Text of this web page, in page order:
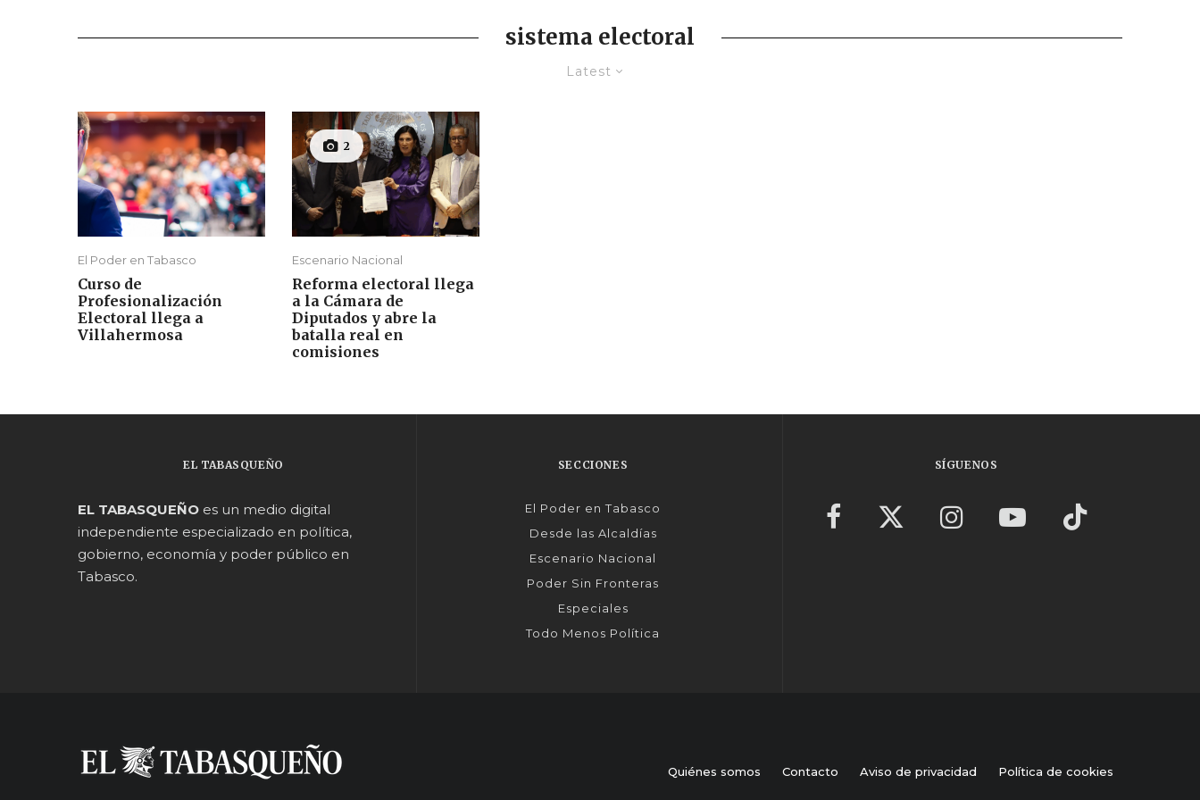
sistema electoral
Latest
El Poder en Tabasco
Curso de
Profesionalización
Electoral llega a
Villahermosa
2
Escenario Nacional
Reforma electoral llega
a la Cámara de
Diputados y abre la
batalla real en
comisiones
EL TABASQUEÑO
EL TABASQUEÑO es un medio digital
independiente especializado en política,
gobierno, economía y poder público en
Tabasco.
SECCIONES
El Poder en Tabasco
Desde las Alcaldías
Escenario Nacional
Poder Sin Fronteras
Especiales
Todo Menos Política
SÍGUENOS
Quiénes somos Contacto Aviso de privacidad Política de cookies